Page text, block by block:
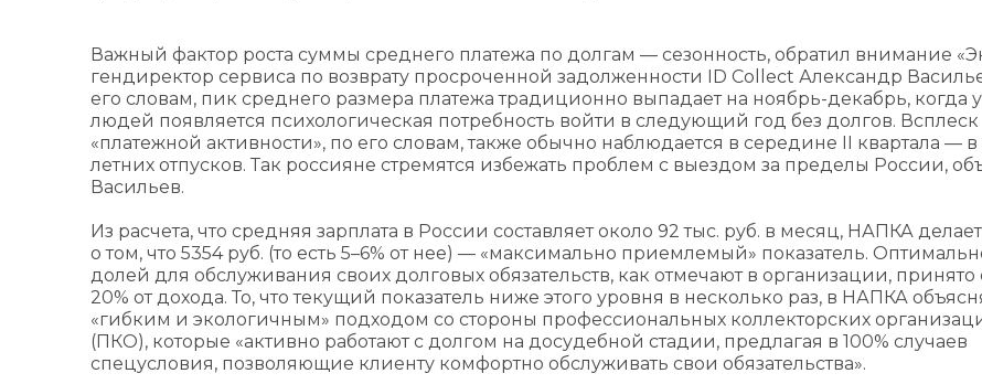
Важный фактор роста суммы среднего платежа по долгам — сезонность, обратил внимание
гендиректор сервиса по возврату просроченной задолженности ID Collect Александр
его словам, пик среднего размера платежа традиционно выпадает на ноябрь-декабрь, когда
людей появляется психологическая потребность войти в следующий год без долгов. Всплеск
«платежной активности», по его словам, также обычно наблюдается в середине II квартала —
летних отпусков. Так россияне стремятся избежать проблем с выездом за пределы России,
Васильев.
Из расчета, что средняя зарплата в России составляет около 92 тыс. руб. в месяц, НАПКА
о том, что 5354 руб. (то есть 5–6% от нее) — «максимально приемлемый» показатель.
долей для обслуживания своих долговых обязательств, как отмечают в организации, принято
20% от дохода. То, что текущий показатель ниже этого уровня в несколько раз, в НАПКА
«гибким и экологичным» подходом со стороны профессиональных коллекторских
(ПКО), которые «активно работают с долгом на досудебной стадии, предлагая в 100% случаев
спецусловия, позволяющие клиенту комфортно обслуживать свои обязательства».